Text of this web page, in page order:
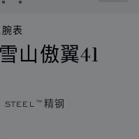
1
幻灯片 2
转到幻灯片 3
转到幻灯片 4
表
山傲翼41
STEEL™精钢